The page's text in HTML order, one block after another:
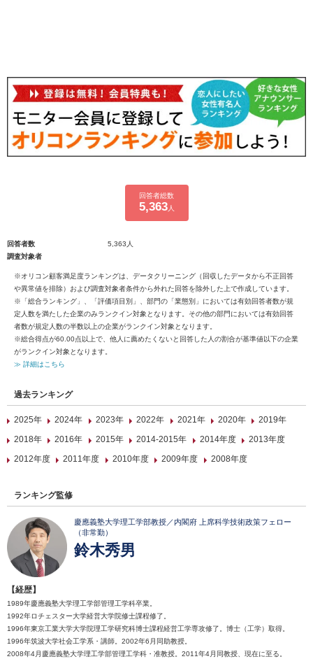
回答者総数
5,363人
回答者数
5,363人
調査対象者
※オリコン顧客満足度ランキングは、データクリーニング（回収したデータから不正回答
や異常値を排除）および調査対象者条件から外れた回答を除外した上で作成しています。
※「総合ランキング」、「評価項目別」、部門の「業態別」においては有効回答者数が規
定人数を満たした企業のみランクイン対象となります。その他の部門においては有効回答
者数が規定人数の半数以上の企業がランクイン対象となります。
※総合得点が60.00点以上で、他人に薦めたくないと回答した人の割合が基準値以下の企業
がランクイン対象となります。
≫ 詳細はこちら
過去ランキング
2025年 2024年 2023年 2022年 2021年 2020年
2019年
2018年
2016年 2015年 2014-2015年 2014年度
2013年度
2012年度
2011年度 2010年度 2009年度 2008年度
ランキング監修
慶應義塾大学理工学部教授／内閣府 上席科学技術政策フェロー
（非常勤）
鈴木秀男
【経歴】
1989年慶應義塾大学理工学部管理工学科卒業。
1992年ロチェスター大学経営大学院修士課程修了。
1996年東京工業大学大学院理工学研究科博士課程経営工学専攻修了。博士（工学）取得。
1996年筑波大学社会工学系・講師。2002年6月同助教授。
2008年4月慶應義塾大学理工学部管理工学科・准教授。2011年4月同教授、現在に至る。